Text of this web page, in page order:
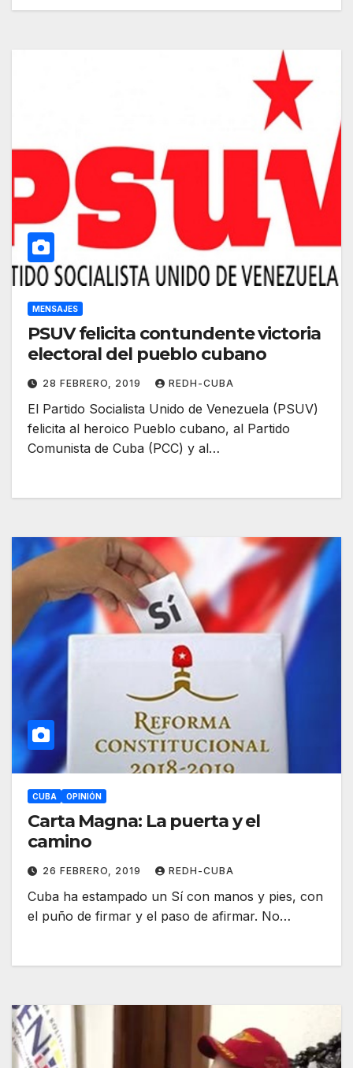
MENSAJES
PSUV felicita contundente victoria
electoral del pueblo cubano
28 FEBRERO, 2019 REDH-CUBA
El Partido Socialista Unido de Venezuela (PSUV)
felicita al heroico Pueblo cubano, al Partido
Comunista de Cuba (PCC) y al…
CUBA OPINIÓN
Carta Magna: La puerta y el
camino
26 FEBRERO, 2019 REDH-CUBA
Cuba ha estampado un Sí con manos y pies, con
el puño de firmar y el paso de afirmar. No…